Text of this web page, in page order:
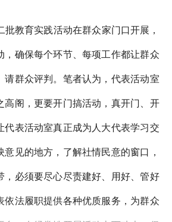
教育实践活动在群众家门口开展，
，确保每个环节、每项工作都让群众
请群众评判。笔者认为，代表活动室
高阁，更要开门搞活动，真开门、开
代表活动室真正成为人大代表学习交
见的地方，了解社情民意的窗口，
，必须要尽心尽责建好、用好、管好
依法履职提供各种优质服务，为群众